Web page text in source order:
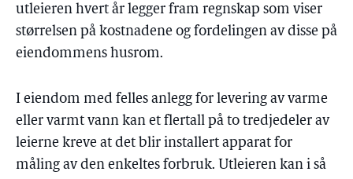
utleieren hvert år legger fram regnskap som viser
størrelsen på kostnadene og fordelingen av disse på
eiendommens husrom.
I eiendom med felles anlegg for levering av varme
eller varmt vann kan et flertall på to tredjedeler av
leierne kreve at det blir installert apparat for
måling av den enkeltes forbruk. Utleieren kan i så